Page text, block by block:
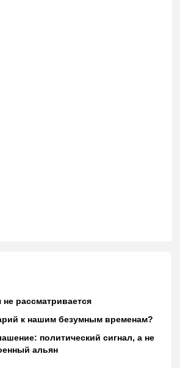
не рассматривается
к нашим безумным временам?
политический сигнал, а не
альян